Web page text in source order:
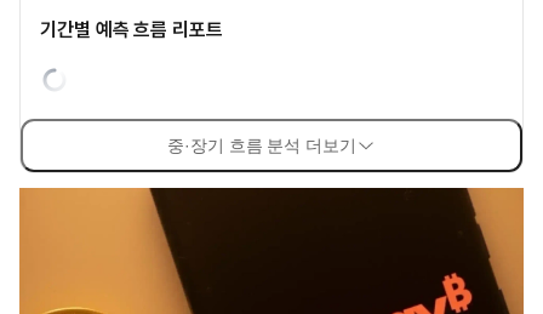
기간별 예측 흐름 리포트
중·장기 흐름 분석 더보기